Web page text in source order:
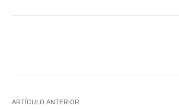
ARTÍCULO ANTERIOR